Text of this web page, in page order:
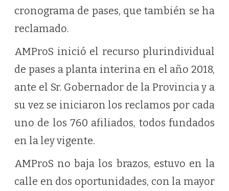
cronograma de pases, que también se ha
reclamado.
AMProS inició el recurso plurindividual
de pases a planta interina en el año 2018,
ante el Sr. Gobernador de la Provincia y a
su vez se iniciaron los reclamos por cada
uno de los 760 afiliados, todos fundados
en la ley vigente.
AMProS no baja los brazos, estuvo en la
calle en dos oportunidades, con la mayor